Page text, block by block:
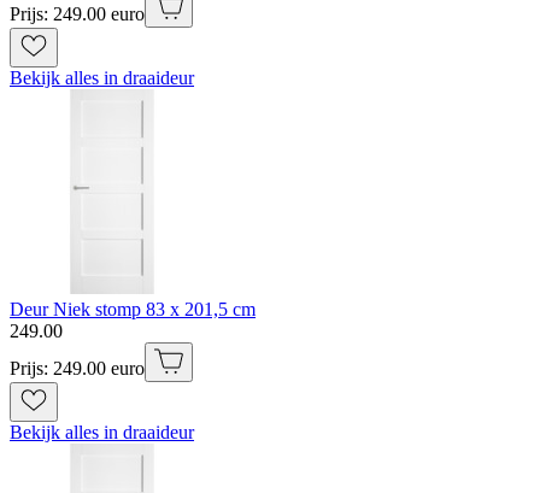
Prijs: 249.00 euro
Bekijk alles in draaideur
Deur Niek stomp 83 x 201,5 cm
249.00
Prijs: 249.00 euro
Bekijk alles in draaideur